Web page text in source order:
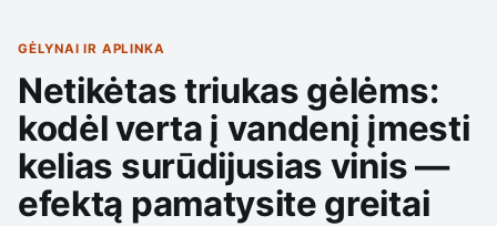
GĖLYNAI IR APLINKA
Netikėtas triukas gėlėms:
kodėl verta į vandenį įmesti
kelias surūdijusias vinis —
efektą pamatysite greitai